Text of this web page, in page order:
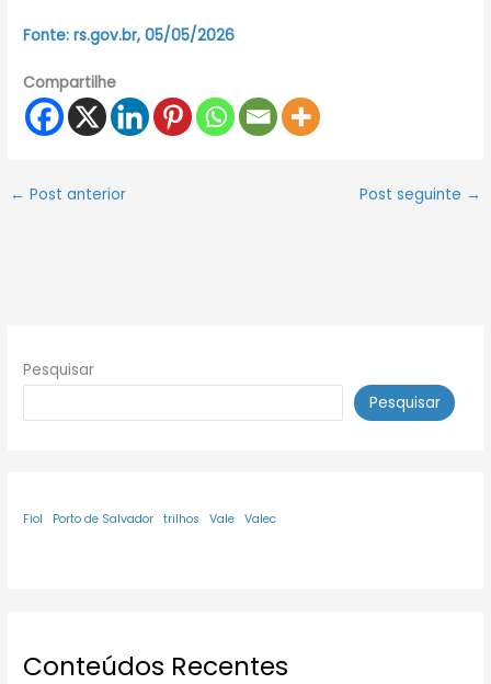
Fonte: rs.gov.br, 05/05/2026
Compartilhe
← Post anterior Post seguinte →
Pesquisar
Pesquisar
Fiol Porto de Salvador trilhos Vale Valec
Conteúdos Recentes